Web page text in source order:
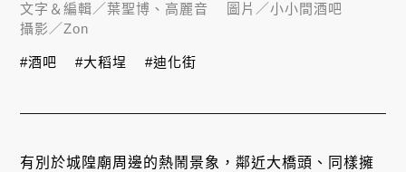
有別於城隍廟周邊的熱鬧景象，鄰近大橋頭、同樣擁
文字＆編輯／葉聖博、高麗音 圖片／小小間酒吧
攝影／Zon
#酒吧 #大稻埕 #迪化街